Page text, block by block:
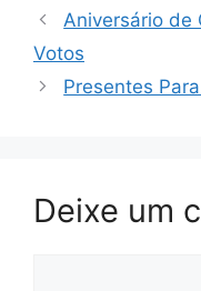
Aniversário de
Votos
Presentes
Deixe um